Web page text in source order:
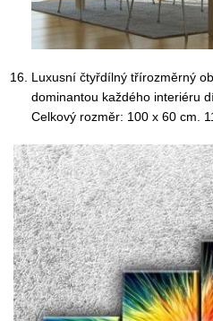
Luxusní čtyřdílný třírozměrný
dominantou každého interiéru
Celkový rozměr: 100 x 60 cm.